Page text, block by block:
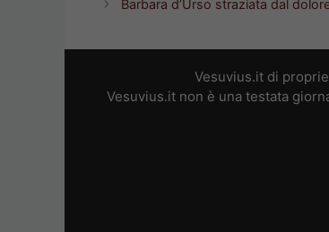
Barbara d’Urso straziata dal
Vesuvius.it di
Vesuvius.it non è una testata